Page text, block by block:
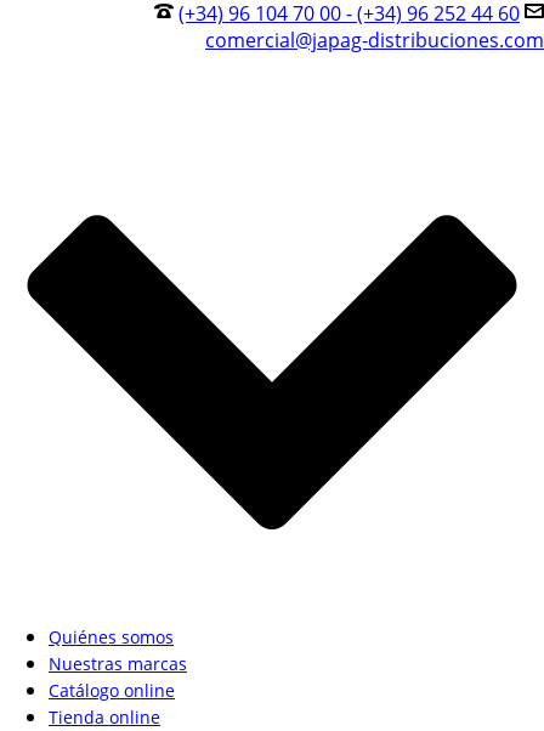
(+34) 96 104 70 00 - (+34) 96 252 44 60
comercial@japag-distribuciones.com
Quiénes somos
Nuestras marcas
Catálogo online
Tienda online